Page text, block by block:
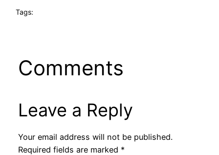
Tags:
Comments
Leave a Reply
Your email address will not be published.
Required fields are marked *